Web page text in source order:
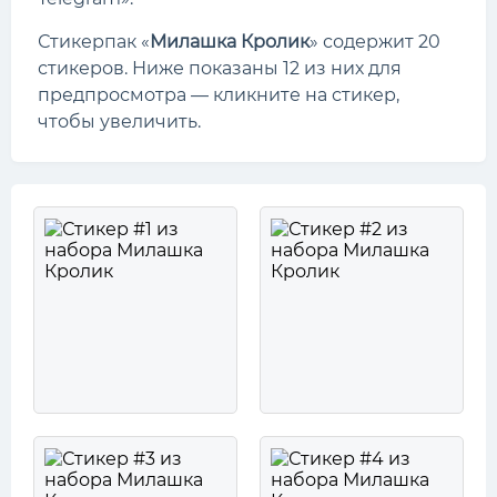
Стикерпак «Милашка Кролик» содержит 20
стикеров. Ниже показаны 12 из них для
предпросмотра — кликните на стикер,
чтобы увеличить.